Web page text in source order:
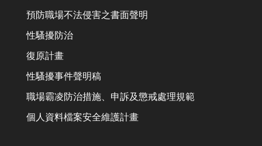
預防職場不法侵害之書面聲明
性騷擾防治
復原計畫
性騷擾事件聲明稿
職場霸凌防治措施、申訴及懲戒處理規範
個人資料檔案安全維護計畫